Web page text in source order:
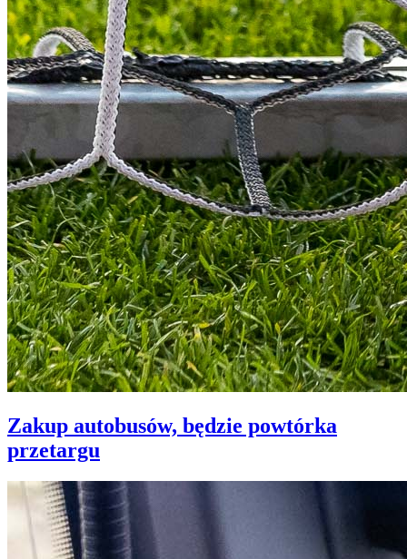
Zakup autobusów, będzie powtórka
przetargu